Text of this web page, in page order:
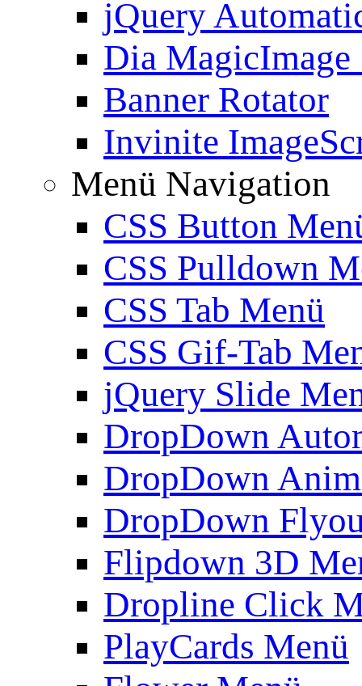
jQuery
Dia MagicImage
Banner Rotator
Invinite
Menü Navigation
CSS Button
CSS Pulldown
CSS Tab Menü
CSS Gif-Tab
jQuery Slide
DropDown
DropDown
DropDown
Flipdown 3D
Dropline Click
PlayCards Menü